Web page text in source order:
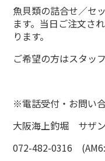
魚貝類の詰合せ／セ
ます。当日ご注文さ
ります。
ご希望の方はスタッ
※電話受付・お問い
大阪海上釣堀 サ
072-482-0316